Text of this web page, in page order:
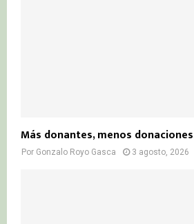
Más donantes, menos
Por Gonzalo Royo Gasca 3 agosto, 2026